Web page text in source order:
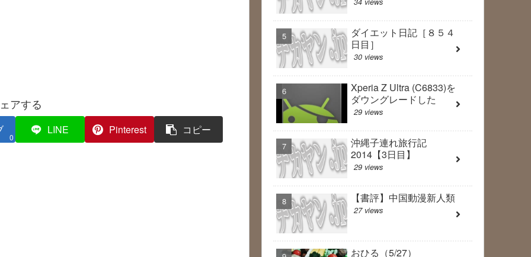
アする
0
LINE Pinterest コピー
ダイエット日記［８５４
日目］
30 views
Xperia Z Ultra (C6833)を
ダウングレードした
29 views
沖縄子連れ旅行記
2014【3日目】
29 views
【書評】中国動漫新人類
27 views
おひる（5/27）